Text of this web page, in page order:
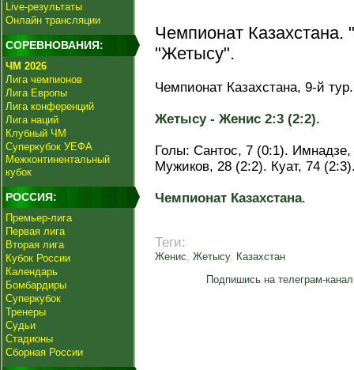
Live-результаты
Онлайн трансляции
СОРЕВНОВАНИЯ:
ЧМ 2026
Лига чемпионов
Лига Европы
Лига конференций
Лига наций
Клубный ЧМ
Суперкубок УЕФА
Межконтинентальный
кубок
РОССИЯ:
Премьер-лига
Первая лига
Вторая лига
Кубок России
Календарь
Бомбардиры
Суперкубок
Тренеры
Судьи
Стадионы
Сборная России
Чемпионат Казахстана.
"Жетысу".
Чемпионат Казахстана, 9-й тур.
Жетысу - Женис 2:3 (2:2).
Голы: Сантос, 7 (0:1).
Мужиков, 28 (2:2). Куат, 74
Чемпионат Казахстана.
Теги:
Женис, Жетысу, Казахстан
Подпишись на телеграм-